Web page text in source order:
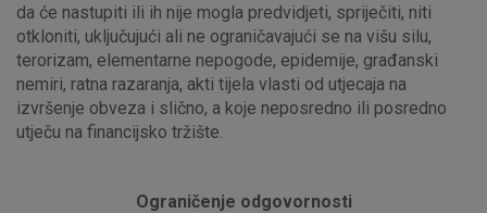
da će nastupiti ili ih nije mogla predvidjeti, spriječiti, niti
otkloniti, uključujući ali ne ograničavajući se na višu silu,
terorizam, elementarne nepogode, epidemije, građanski
nemiri, ratna razaranja, akti tijela vlasti od utjecaja na
izvršenje obveza i slično, a koje neposredno ili posredno
utječu na financijsko tržište.
Ograničenje odgovornosti
Detaljnije informacije o kolačićima